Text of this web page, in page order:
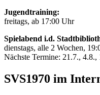
Jugendtraining:
freitags, ab 17:00 Uhr
Spielabend i.d.
dienstags, alle 2 Wochen,
Nächste Termine: 21.7.,
SVS1970 im